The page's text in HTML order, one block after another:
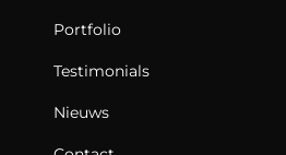
Portfolio
Testimonials
Nieuws